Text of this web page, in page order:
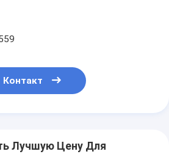
Контакт
Лучшую Цену Для